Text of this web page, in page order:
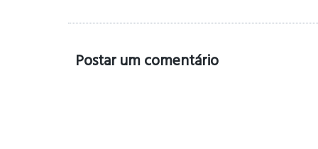
Postar um comentário